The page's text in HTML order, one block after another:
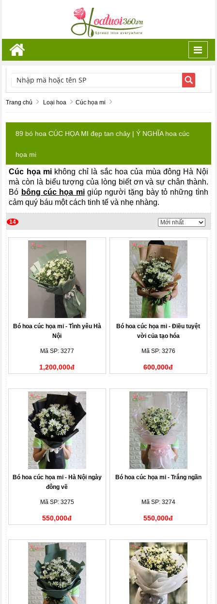
TÌM KIẾM
Trang chủ Loại hoa Cúc họa mi
89 bó hoa CÚC HỌA MI đẹp tan chảy | Ý NGHĨA hoa cúc
họa mi
Cúc họa mi không chỉ là sắc hoa của mùa đông Hà Nội
mà còn là biểu tượng của lòng biết ơn và sự chân thành.
Bó bông cúc họa migiúp người tặng bày tỏ những tình
cảm quý báu một cách tinh tế và nhẹ nhàng.
14
Bó hoa cúc họa mi - Tình yêu Hà
Nội
Mã SP: 3277
1,200,000đ
Bó hoa cúc họa mi - Điều tuyệt
vời của tạo hóa
Mã SP: 3276
600,000đ
Bó hoa cúc họa mi - Hà Nội ngày
đông về
Mã SP: 3275
550,000đ
Bó hoa cúc họa mi - Trắng ngần
Mã SP: 3274
550,000đ